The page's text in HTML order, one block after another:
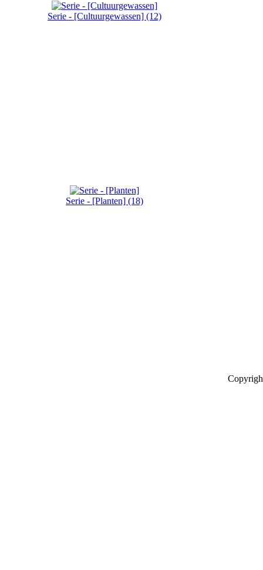
Serie - [Cultuurgewassen] (12)
Serie - [Planten] (18)